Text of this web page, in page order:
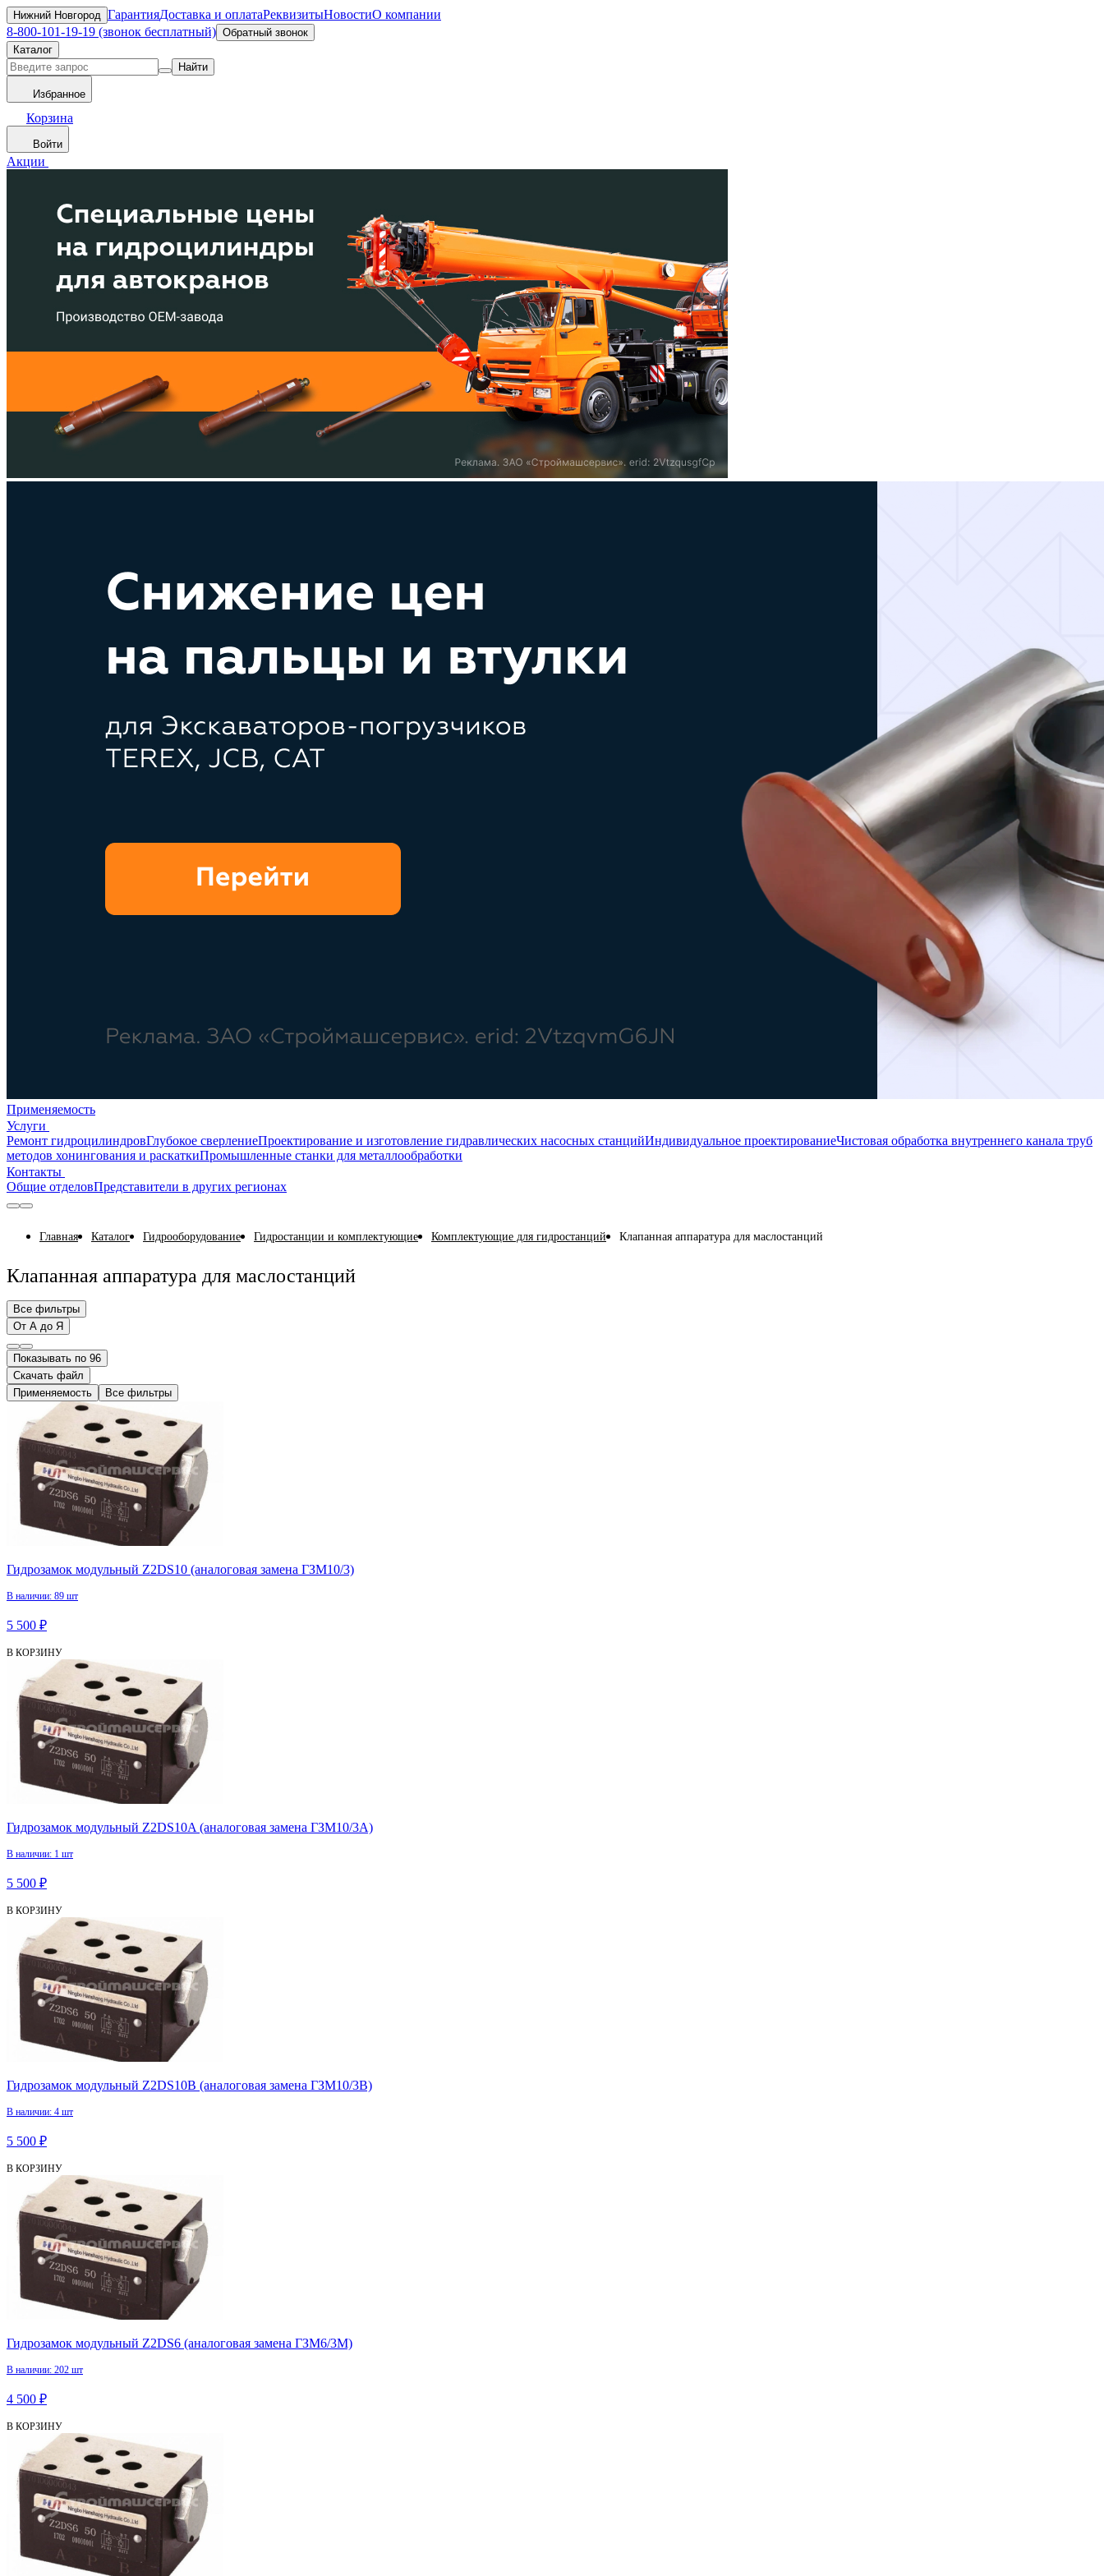
Нижний Новгород ГарантияДоставка и оплатаРеквизитыНовостиО компании
8-800-101-19-19 (звонок бесплатный) Обратный звонок
Каталог
Найти
Избранное
Корзина
Войти
Акции
Применяемость
Услуги
Ремонт гидроцилиндровГлубокое сверлениеПроектирование и изготовление гидравлических насосных станцийИндивидуальное проектированиеЧистовая обработка внутреннего канала труб
методов хонингования и раскаткиПромышленные станки для металлообработки
Контакты
Общие отделовПредставители в других регионах
Главная Каталог Гидрооборудование Гидростанции и комплектующие Комплектующие для гидростанций Клапанная аппаратура для маслостанций
Клапанная аппаратура для маслостанций
Все фильтры
От А до Я
Показывать по 96
Скачать файл
Применяемость
Все фильтры
Гидрозамок модульный Z2DS10 (аналоговая замена ГЗМ10/3)
В наличии: 89 шт
5 500 ₽
В КОРЗИНУ
Гидрозамок модульный Z2DS10A (аналоговая замена ГЗМ10/3А)
В наличии: 1 шт
5 500 ₽
В КОРЗИНУ
Гидрозамок модульный Z2DS10B (аналоговая замена ГЗМ10/3В)
В наличии: 4 шт
5 500 ₽
В КОРЗИНУ
Гидрозамок модульный Z2DS6 (аналоговая замена ГЗМ6/3М)
В наличии: 202 шт
4 500 ₽
В КОРЗИНУ